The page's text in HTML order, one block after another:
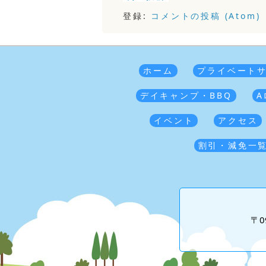
登録: コメントの投稿 (Atom)
ホーム プライベート
デイキャンプ・BBQ A
イベント アクセス
割引・減免一
〒